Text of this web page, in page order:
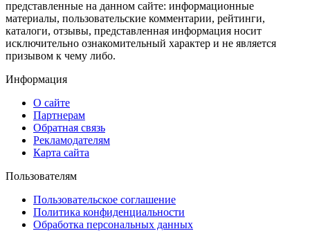
представленные на данном сайте: информационные
материалы, пользовательские комментарии, рейтинги,
каталоги, отзывы, представленная информация носит
исключительно ознакомительный характер и не является
призывом к чему либо.
Информация
О сайте
Партнерам
Обратная связь
Рекламодателям
Карта сайта
Пользователям
Пользовательское соглашение
Политика конфиденциальности
Обработка персональных данных